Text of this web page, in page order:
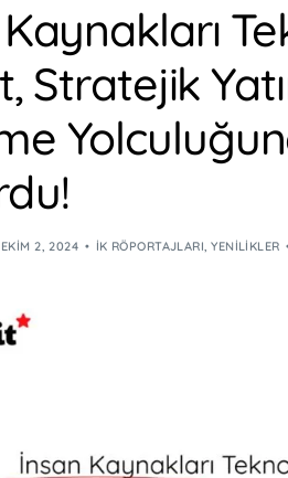
Stratejik
EKIM 2, 2024 İK RÖPORTAJLARI,YENILIKLER